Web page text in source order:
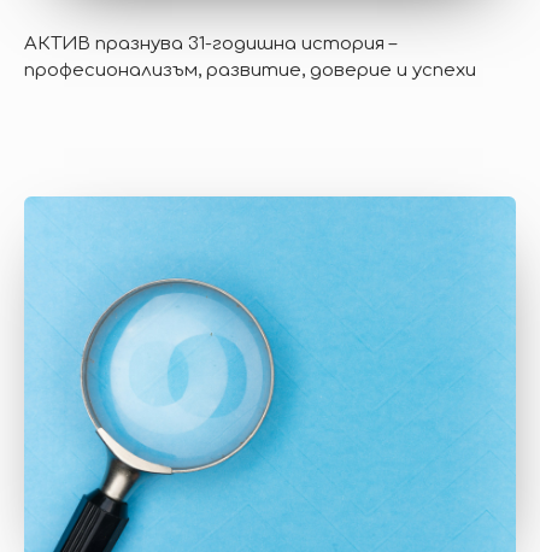
АКТИВ празнува 31-годишна история –
професионализъм, развитие, доверие и успехи